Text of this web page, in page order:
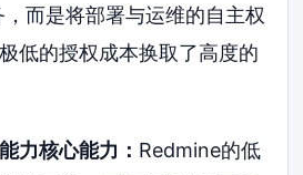
而是将部署与运维的自主权
低的授权成本换取了高度的
力核心能力： Redmine的低